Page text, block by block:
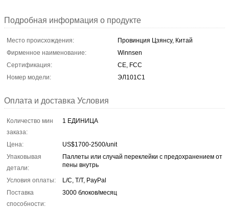
Подробная информация о продукте
Место происхождения:
Провинция Цзянсу, Китай
Фирменное наименование:
Winnsen
Сертификация:
CE, FCC
Номер модели:
ЭЛ101С1
Оплата и доставка Условия
Количество мин
заказа:
1 ЕДИНИЦА
Цена:
US$1700-2500/unit
Упаковывая
детали:
Паллеты или случай переклейки с предохранением от
пены внутрь
Условия оплаты:
L/C, T/T, PayPal
Поставка
способности:
3000 блоков/месяц